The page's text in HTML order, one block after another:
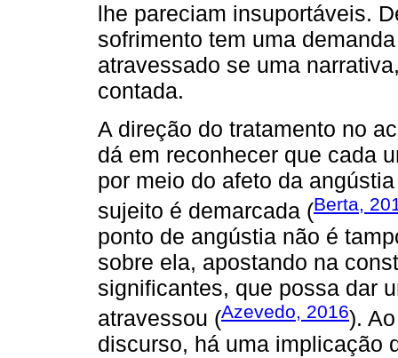
lhe pareciam insuportáveis.
sofrimento tem uma
atravessado se uma
contada.
A direção do tratamento no
dá em reconhecer que cada
por meio do afeto da
sujeito é demarcada (Berta,
ponto de angústia não é
sobre ela, apostando na
significantes, que possa dar
atravessou (Azevedo, 2016).
discurso, há uma implicação